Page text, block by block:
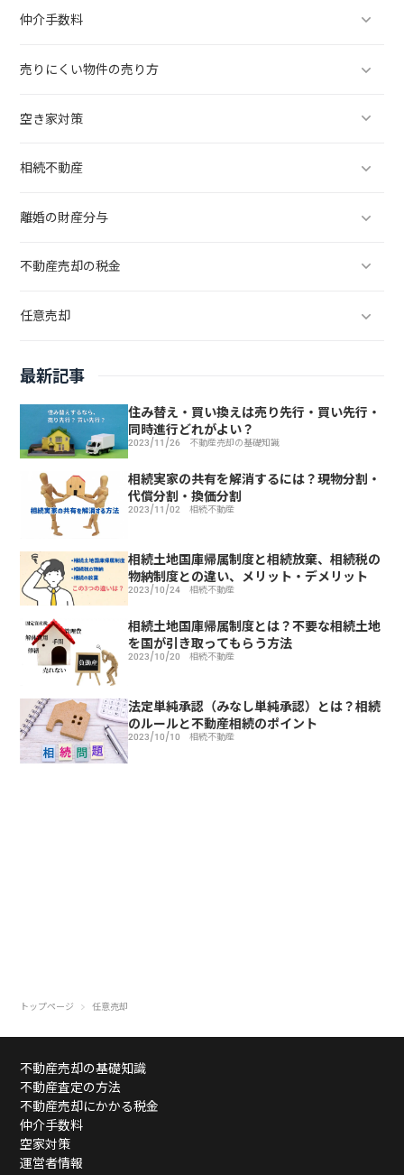
仲介手数料
売りにくい物件の売り方
空き家対策
相続不動産
離婚の財産分与
不動産売却の税金
任意売却
最新記事
住み替え・買い換えは売り先行・買い先行・
同時進行どれがよい？
2023/11/26 不動産売却の基礎知識
相続実家の共有を解消するには？現物分割・
代償分割・換価分割
2023/11/02 相続不動産
相続土地国庫帰属制度と相続放棄、相続税の
物納制度との違い、メリット・デメリット
2023/10/24 相続不動産
相続土地国庫帰属制度とは？不要な相続土地
を国が引き取ってもらう方法
2023/10/20 相続不動産
法定単純承認（みなし単純承認）とは？相続
のルールと不動産相続のポイント
2023/10/10 相続不動産
トップページ 任意売却
不動産売却の基礎知識
不動産査定の方法
不動産売却にかかる税金
仲介手数料
空家対策
運営者情報